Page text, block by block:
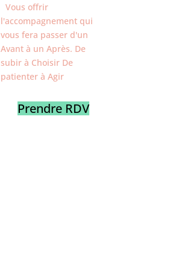
Vous offrir
l'accompagnement qui
vous fera passer d'un
Avant à un Après. De
subir à Choisir De
patienter à Agir
Prendre RDV